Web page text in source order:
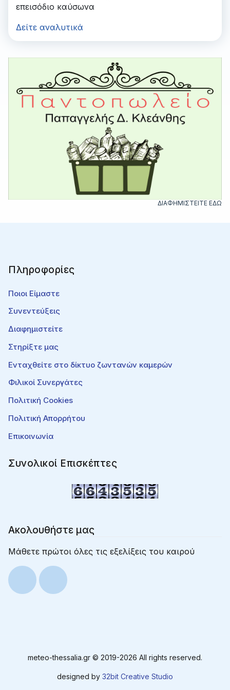
επεισόδιο καύσωνα
Δείτε αναλυτικά
ΔΙΑΦΗΜΙΣΤΕΙΤΕ ΕΔΩ
Πληροφορίες
Ποιοι Είμαστε
Συνεντεύξεις
Διαφημιστείτε
Στηρίξτε μας
Ενταχθείτε στο δίκτυο ζωντανών καμερών
Φιλικοί Συνεργάτες
Πολιτική Cookies
Πολιτική Απορρήτου
Επικοινωνία
Συνολικοί Επισκέπτες
Ακολουθήστε μας
Μάθετε πρώτοι όλες τις εξελίξεις του καιρού
meteo-thessalia.gr © 2019-2026 All rights reserved.
designed by 32bit Creative Studio